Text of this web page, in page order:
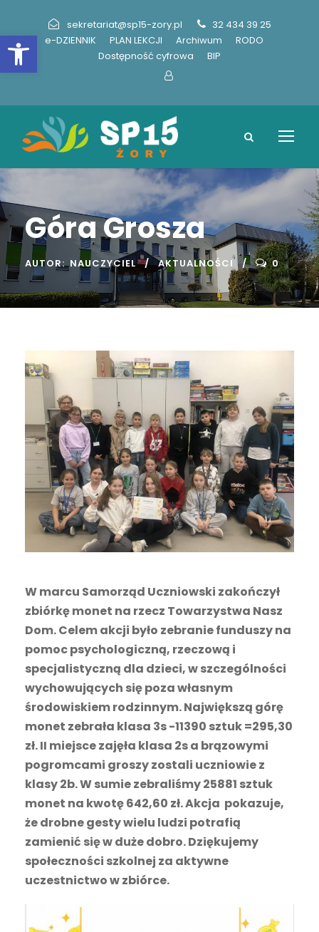
Otwórz pasek narzędzi
sekretariat@sp15-zory.pl
32 434 39 25
e-DZIENNIK
PLAN LEKCJI Archiwum
RODO
Dostępność cyfrowa
BIP
Góra Grosza
AUTOR: NAUCZYCIEL AKTUALNOŚCI 0
W marcu Samorząd Uczniowski zakończył
zbiórkę monet na rzecz Towarzystwa Nasz
Dom. Celem akcji było zebranie funduszy na
pomoc psychologiczną, rzeczową i
specjalistyczną dla dzieci, w szczególności
wychowujących się poza własnym
środowiskiem rodzinnym. Największą górę
monet zebrała klasa 3s -11390 sztuk =295,30
zł. II miejsce zajęła klasa 2s a brązowymi
pogromcami groszy zostali uczniowie z
klasy 2b. W sumie zebraliśmy 25881 sztuk
monet na kwotę 642,60 zł. Akcja pokazuje,
że drobne gesty wielu ludzi potrafią
zamienić się w duże dobro. Dziękujemy
społeczności szkolnej za aktywne
uczestnictwo w zbiórce.